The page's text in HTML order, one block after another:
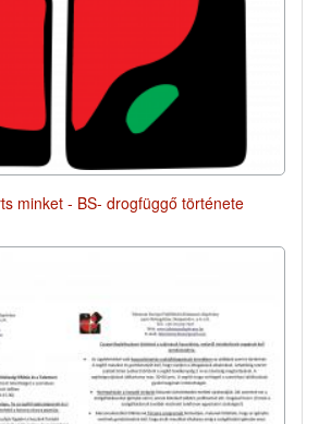
minket - BS- drogfüggő története